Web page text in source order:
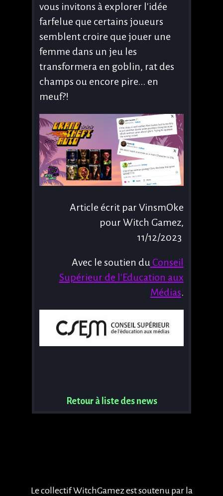
vous invitons à explorer l'idée
farfelue que certains joueurs
semblent croire que jouer une
femme dans un jeu les
transformera en goblin, rat des
champs ou encore pire... en
meuf?!
Article écrit par VinsmOke
pour Witch Gamez,
11/12/2023
Avec le soutien du Conseil
Supérieur de l'Education aux
Médias.
Retour à liste des news
Le collectif WitchGamez est soutenu par la